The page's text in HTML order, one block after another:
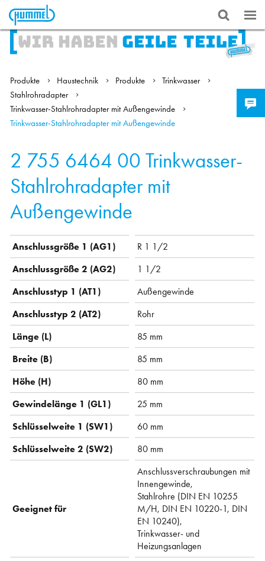
Produkte Haustechnik Produkte
Trinkwasser
Stahlrohradapter
Trinkwasser-Stahlrohradapter mit Außengewinde
Trinkwasser-Stahlrohradapter mit Außengewinde
2 755 6464 00Trinkwasser-
Stahlrohradapter mit
Außengewinde
Anschlussgröße 1 (AG1)
R 1 1/2
Anschlussgröße 2 (AG2)
1 1/2
Anschlusstyp 1 (AT1)
Außengewinde
Anschlusstyp 2 (AT2)
Rohr
Länge (L)
85 mm
Breite (B)
85 mm
Höhe (H)
80 mm
Gewindelänge 1 (GL1)
25 mm
Schlüsselweite 1 (SW1)
60 mm
Schlüsselweite 2 (SW2)
80 mm
Geeignet für
Anschlussverschraubungen mit
Innengewinde,
Stahlrohre (DIN EN 10255
M/H, DIN EN 10220-1, DIN
EN 10240),
Trinkwasser- und
Heizungsanlagen